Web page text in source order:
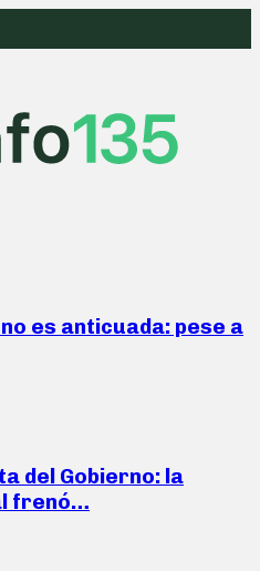
es anticuada: pese a
del Gobierno: la
frenó…